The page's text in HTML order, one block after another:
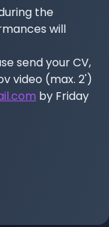
the
will
send your CV,
video (max. 2')
by Friday